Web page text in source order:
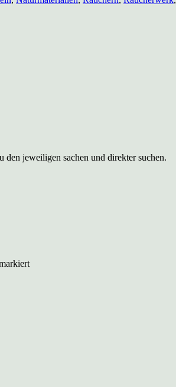
jeweiligen sachen und direkter suchen.